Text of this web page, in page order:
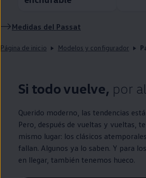
Medidas del Passat
Página de inicio Modelos y configurador
Si todo vuelve, por
Querido moderno, las tendencias
Pero, después de vueltas y vueltas,
mismo lugar: los clásicos
fallan. Algunos ya lo saben. Y para
en llegar, también tenemos hueco.